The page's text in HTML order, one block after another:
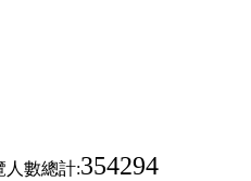
人數總計:354294